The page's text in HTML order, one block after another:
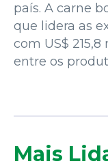
país. A carne
que lidera as
com US$
entre os
Mais